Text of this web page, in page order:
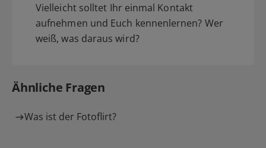
Vielleicht solltet Ihr einmal Kontakt
aufnehmen und Euch kennenlernen? Wer
weiß, was daraus wird?
Ähnliche Fragen
Was ist der Fotoflirt?